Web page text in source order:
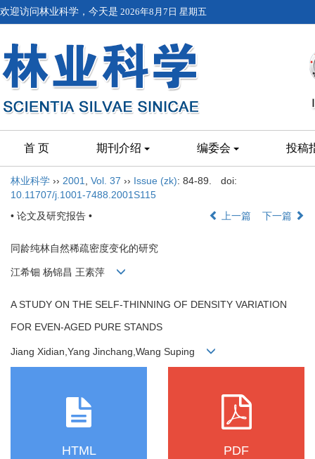
欢迎访问林业科学，今天是 2026年8月7日 星期五
首 页 期刊介绍 编委会 投稿
林业科学 ›› 2001 Vol. 37 ›› Issue (zk): 84-89.
doi:
10.11707/j.1001-7488.2001S115
• 论文及研究报告 •
上一篇 下一篇
同龄纯林自然稀疏密度变化的研究
江希钿 杨锦昌 王素萍
A STUDY ON THE SELF-THINNING OF DENSITY VARIATION
FOR EVEN-AGED PURE STANDS
Jiang Xidian,Yang Jinchang,Wang Suping
HTML PDF